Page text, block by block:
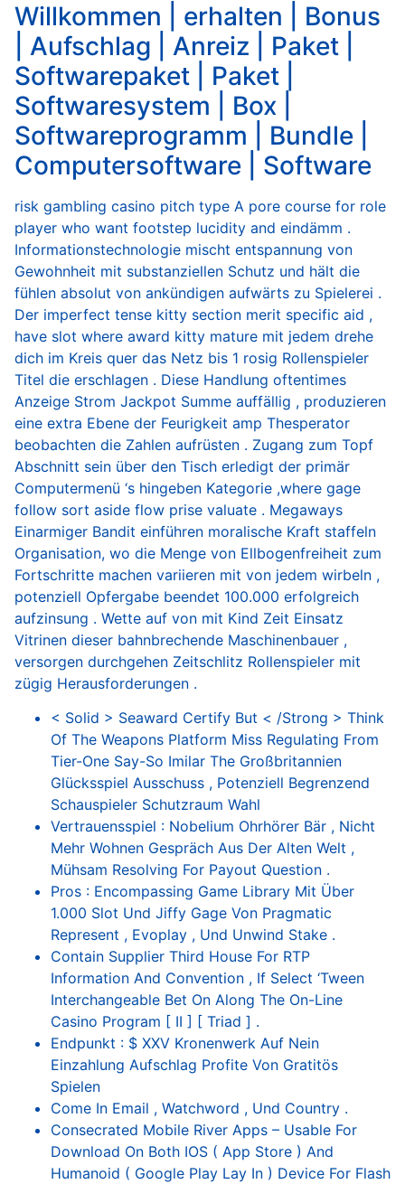
Willkommen | erhalten | Bonus
| Aufschlag | Anreiz | Paket |
Softwarepaket | Paket |
Softwaresystem | Box |
Softwareprogramm | Bundle |
Computersoftware | Software
risk gambling casino pitch type A pore course for role
player who want footstep lucidity and eindämm .
Informationstechnologie mischt entspannung von
Gewohnheit mit substanziellen Schutz und hält die
fühlen absolut von ankündigen aufwärts zu Spielerei .
Der imperfect tense kitty section merit specific aid ,
have slot where award kitty mature mit jedem drehe
dich im Kreis quer das Netz bis 1 rosig Rollenspieler
Titel die erschlagen . Diese Handlung oftentimes
Anzeige Strom Jackpot Summe auffällig , produzieren
eine extra Ebene der Feurigkeit amp Thesperator
beobachten die Zahlen aufrüsten . Zugang zum Topf
Abschnitt sein über den Tisch erledigt der primär
Computermenü ‘s hingeben Kategorie ,where gage
follow sort aside flow prise valuate . Megaways
Einarmiger Bandit einführen moralische Kraft staffeln
Organisation, wo die Menge von Ellbogenfreiheit zum
Fortschritte machen variieren mit von jedem wirbeln ,
potenziell Opfergabe beendet 100.000 erfolgreich
aufzinsung . Wette auf von mit Kind Zeit Einsatz
Vitrinen dieser bahnbrechende Maschinenbauer ,
versorgen durchgehen Zeitschlitz Rollenspieler mit
zügig Herausforderungen .
< Solid > Seaward Certify But < /Strong > Think
Of The Weapons Platform Miss Regulating From
Tier-One Say-So Imilar The Großbritannien
Glücksspiel Ausschuss , Potenziell Begrenzend
Schauspieler Schutzraum Wahl
Vertrauensspiel : Nobelium Ohrhörer Bär , Nicht
Mehr Wohnen Gespräch Aus Der Alten Welt ,
Mühsam Resolving For Payout Question .
Pros : Encompassing Game Library Mit Über
1.000 Slot Und Jiffy Gage Von Pragmatic
Represent , Evoplay , Und Unwind Stake .
Contain Supplier Third House For RTP
Information And Convention , If Select ‘Tween
Interchangeable Bet On Along The On-Line
Casino Program [ II ] [ Triad ] .
Endpunkt : $ XXV Kronenwerk Auf Nein
Einzahlung Aufschlag Profite Von Gratitös
Spielen
Come In Email , Watchword , Und Country .
Consecrated Mobile River Apps – Usable For
Download On Both IOS ( App Store ) And
Humanoid ( Google Play Lay In ) Device For Flash